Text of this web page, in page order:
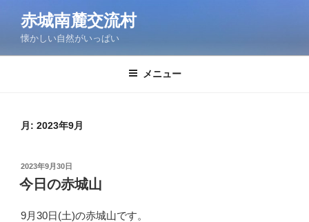
ン
赤城南麓交流村
懐かしい自然がいっぱい
メニュー
月: 2023年9月
投
稿
日:
2023年9月30日
今日の赤城山
9月30日(土)の赤城山です。